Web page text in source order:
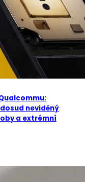
neviděný
a extrémní